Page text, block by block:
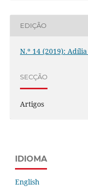
EDIÇÃO
N.º 14 (2019):
SECÇÃO
Artigos
IDIOMA
English